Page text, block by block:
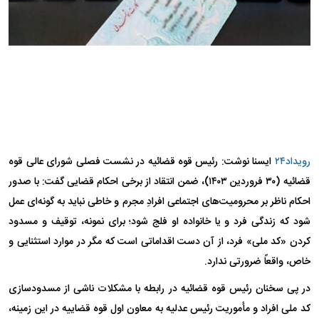
رویداد۲۴
ایسنا نوشت: رئیس قوه قضائیه در نشست فصلی شورای عالی قوه
قضائیه (۳۰ فروردین ۱۴۰۳)، ضمن انتقاد از برخی احکام قضایی گفت: با صدور
احکام ناظر بر محرومیت‌های اجتماعی افرادِ مجرم و خاطی نباید به گونه‌ای عمل
شود که زندگی فرد و یا خانواده او فلج شود؛ برای نمونه، توقیف و مسدود
کردن «کد ملی» فرد، از آن دست اقداماتی است که مگر در موارد استثنایی و
خاص، واقعاً ضرورتی ندارد.
در پی سخنان رئیس قوه قضائیه در رابطه با مشکلات ناشی از مسدودسازی
کد ملی افراد و مأموریت رئیس عدلیه به معاون اول قوه قضاییه در این زمینه،